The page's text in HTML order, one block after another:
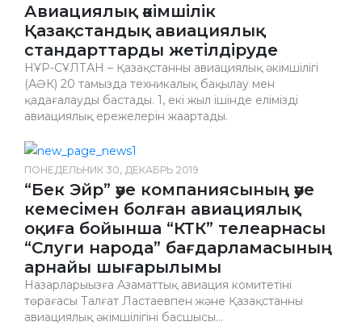
Авиациялық әкімшілік
Қазақстандық авиациялық
стандарттарды жетілдіруде
НҰР-СҰЛТАН – Қазақстанның авиациялық әкімшілігі
(АӘК) 20 тамызда техникалық бақылау мен
қадағалауды бастады. 1, екі жыл ішінде еліміздің
авиациялық ережелерін жаңартады.
ПОНЕДЕЛЬНИК 30, ДЕКАБРЬ 2019
“Бек Эйр” әуе компаниясының әуе
кемесімен болған авиациялық
оқиға бойынша “КТК” телеарнасы
“Слуги народа” бағдарламасының
арнайы шығарылымы
Назарларыңызға Азаматтық авиация комитетінің
төрағасы Талғат Ластаевпен және Қазақстанның
авиациялық әкімшілігінің басшысы...